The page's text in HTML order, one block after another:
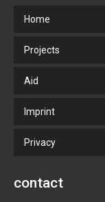
Home
Projects
Aid
Imprint
Privacy
contact